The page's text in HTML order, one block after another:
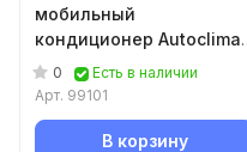
мобильный
кондиционер Autoclima
Fresco 3000 RT 24В
0
Есть в наличии
Арт. 99101
В корзину